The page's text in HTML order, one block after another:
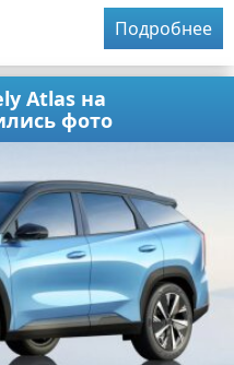
Подробнее
Atlas на
фото